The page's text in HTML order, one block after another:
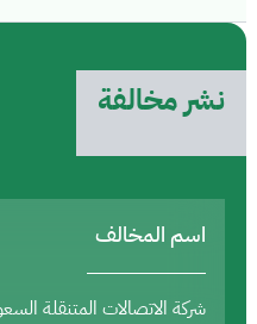
نشر مخالفة
اسم المخالف
شركة الاتصالات المتنقلة